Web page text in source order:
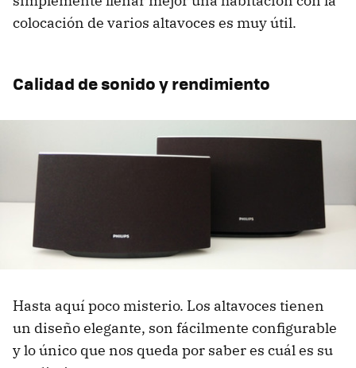
colocación de varios altavoces es muy útil.
Calidad de sonido y rendimiento
Hasta aquí poco misterio. Los altavoces tienen
un diseño elegante, son fácilmente configurable
y lo único que nos queda por saber es cuál es su